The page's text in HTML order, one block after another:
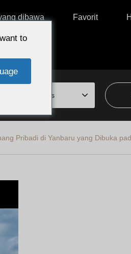
dibawa Favorit
rubrik khusus
Pribadi di Yanbaru yang Dibuka
to